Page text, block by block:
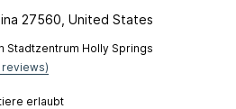
27560, United States
Stadtzentrum Holly Springs
reviews)
erlaubt